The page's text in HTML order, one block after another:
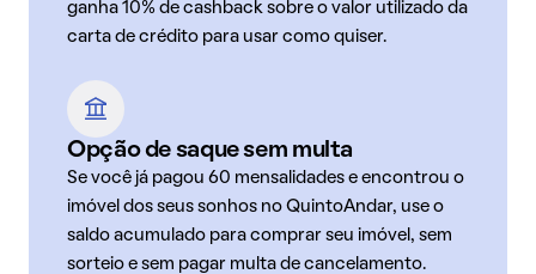
ganha 10% de cashback sobre o valor utilizado da
carta de crédito para usar como quiser.
Opção de saque sem multa
Se você já pagou 60 mensalidades e encontrou o
imóvel dos seus sonhos no QuintoAndar, use o
saldo acumulado para comprar seu imóvel, sem
sorteio e sem pagar multa de cancelamento.